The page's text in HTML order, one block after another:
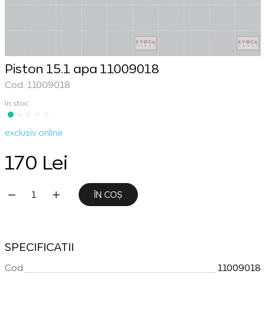
Piston 15.1 apa 11009018
Cod: 11009018
în stoc
exclusiv online
170 Lei
ÎN COȘ
SPECIFICATII
Cod 11009018